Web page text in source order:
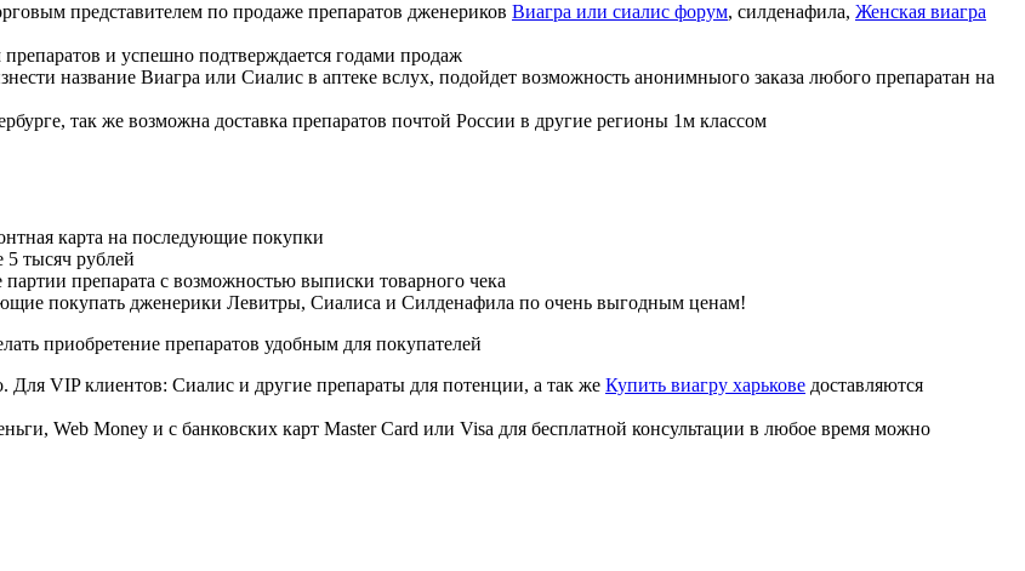
представителем по продаже препаратов дженериков Виагра или сиалис форум, силденафила, Женская виагра
и успешно подтверждается годами продаж
название Виагра или Сиалис в аптеке вслух, подойдет возможность анонимныого заказа любого препаратан на
так же возможна доставка препаратов почтой России в другие регионы 1м классом
карта на последующие покупки
5 тысяч рублей
препарата с возможностью выписки товарного чека
покупать дженерики Левитры, Сиалиса и Силденафила по очень выгодным ценам!
приобретение препаратов удобным для покупателей
Для VIP клиентов: Сиалис и другие препараты для потенции, а так же Купить виагру харькове доставляются
Web Money и с банковских карт Master Card или Visa для бесплатной консультации в любое время можно